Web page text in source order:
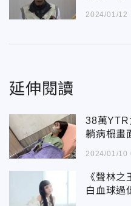
2024/01/12
延伸閱讀
38萬YTR
躺病榻畫
2024/01/10
《聲林
白血球過